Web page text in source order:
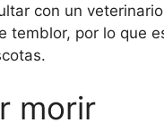
con un
temblor, por lo que
morir